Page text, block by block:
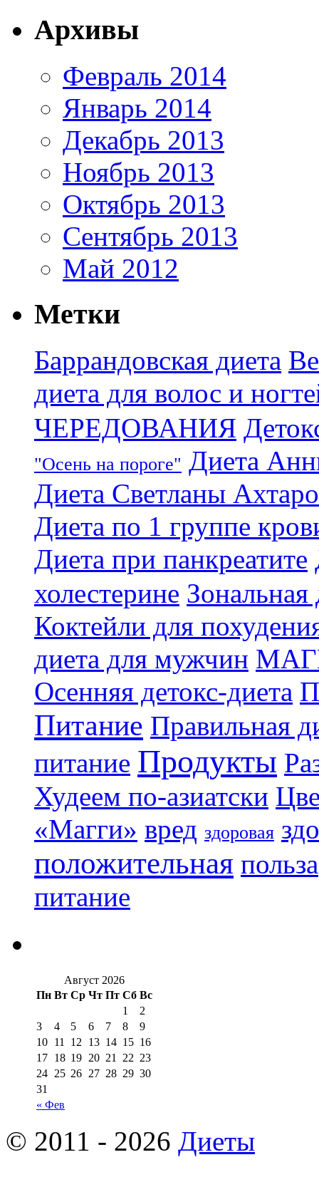
Архивы
Февраль 2014
Январь 2014
Декабрь 2013
Ноябрь 2013
Октябрь 2013
Сентябрь 2013
Май 2012
Метки
Баррандовская диета
диета для волос и
ЧЕРЕДОВАНИЯ
"Осень на пороге" Диета
Диета Светланы
Диета по 1 группе
Диета при панкреатите
холестерине Зональная
Коктейли для
диета для мужчин
Осенняя детокс-диета
Питание Правильная
питание Продукты
Худеем по-азиатски
«Магги» вред здоровая
положительная польза
питание
Август 2026
Пн Вт Ср Чт Пт Сб Вс
« Фев
1
2
3
4 5 6 7 8
9
10 11 12 13 14 15 16
17 18 19 20 21 22 23
24 25 26 27 28 29 30
31
© 2011 - 2026 Диеты